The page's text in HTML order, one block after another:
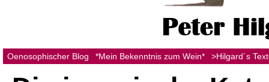
Oenosophischer Blog *Mein Bekenntnis zum Wein* >Hilgard´s